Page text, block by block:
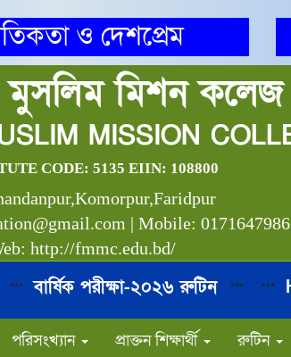
ও দেশপ্রেম
মিশন কলেজ
MISSION
CODE: 5135 EIIN: 108800
| Mobile:
http://fmmc.edu.bd/
বার্ষিক পরীক্ষা-২০২৬ রুটিন*** ***
পরিসংখ্যান প্রাক্তন শিক্ষার্থী রুটিন